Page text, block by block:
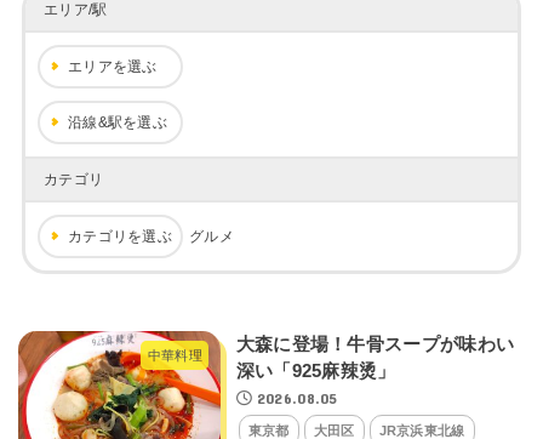
エリア/駅
エリアを選ぶ
沿線&駅を選ぶ
カテゴリ
カテゴリを選ぶ グルメ
中華料理
大森に登場！牛骨スープが味わい
深い「925麻辣烫」
2026.08.05
東京都 大田区 JR京浜東北線